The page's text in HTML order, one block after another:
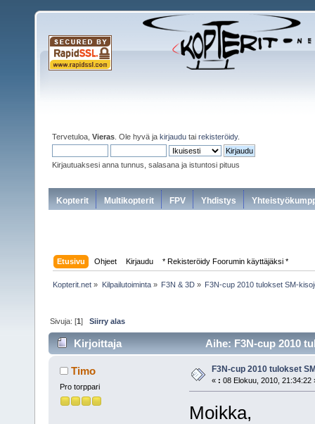
Tervetuloa, Vieras . Ole hyvä ja kirjaudu tai rekisteröidy.
Kirjautuaksesi anna tunnus, salasana ja istuntosi pituus
Kopterit Multikopterit FPV Yhdistys
Etusivu Ohjeet Kirjaudu * Rekisteröidy Foorumin käyttäjäksi *
Kopterit.net » Kilpailutoiminta» F3N & 3D» F3N-cup 2010 tulokset SM-
Sivuja: [1]Siirry alas
Kirjoittaja Aihe: F3N-cup 2010
Timo
Pro torppari
F3N-cup 2010 tulokset
« : 08 Elokuu, 2010, 21:34:22
Moikka,